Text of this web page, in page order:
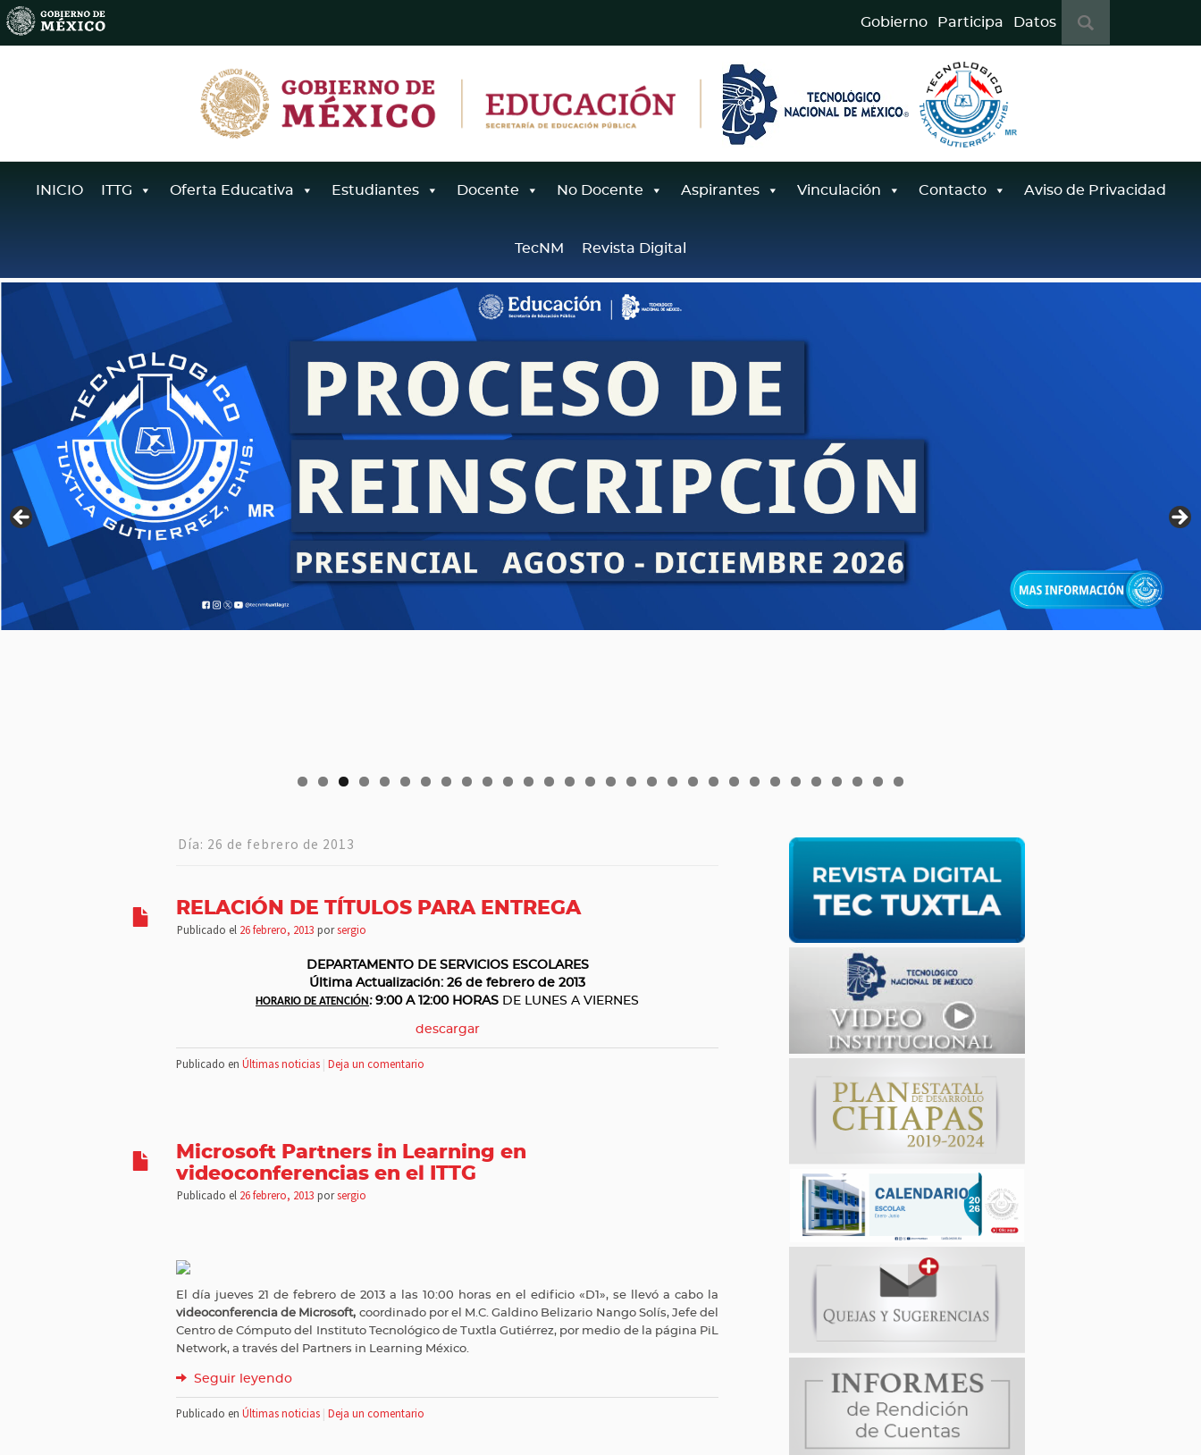
Gobierno Participa Datos
s
INICIO ITTG Oferta Educativa Estudiantes Docente No Docente Aspirantes Vinculación Contacto Aviso de Privacidad
TecNM Revista Digital
0 1 2 3 4 5 6 7 8 9 0 1 2 3 4 5 6 7 8 9 0
Día: 26 de febrero de 2013
RELACIÓN DE TÍTULOS PARA ENTREGA
Publicado el 26 febrero, 2013 porsergio
DEPARTAMENTO DE SERVICIOS ESCOLARES
Última Actualización: 26 de febrero de 2013
HORARIO DE ATENCIÓN: 9:00 A 12:00 HORAS DE LUNES A VIERNES
descargar
Publicado en Últimas noticias | Deja un comentario
Microsoft Partners in Learning en
videoconferencias en el ITTG
Publicado el 26 febrero, 2013 porsergio
El día jueves 21 de febrero de 2013 a las 10:00 horas en el edificio «D1», se llevó a cabo la
videoconferencia de Microsoft, coordinado por el M.C. Galdino Belizario Nango Solís, Jefe del
Centro de Cómputo del Instituto Tecnológico de Tuxtla Gutiérrez, por medio de la página PiL
Network, a través del Partners in Learning México.
Seguir leyendo
Publicado en Últimas noticias | Deja un comentario